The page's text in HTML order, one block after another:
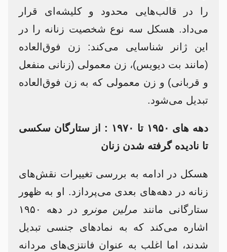
را در قالب‌هایی محدود و کلیشه‌ای قرار
می‌داد. هسکل سه نوع شخصیت زنانه را در
این ژانر شناسایی می‌کند: زن فوق‌العاده
(مانند بت دیویس)، زن معمولی (زنانی منفعل
و قربانی) و زن معمولی که به زن فوق‌العاده
تبدیل می‌شود.​
دهه های ۱۹۵۰ تا ۱۹۷۰ : از ستارگان سکسی
تا نادیده گرفته شدن زنان
هسکل در ادامه به بررسی تغییرات نقش‌های
زنانه در دهه‌های بعدی می‌پردازد. او به ظهور
ستارگانی مانند مرلین مونرو
در دهه ۱۹۵۰
اشاره می‌کند که به نمادهای جنسی تبدیل
شدند، اما اغلب به عنوان فانتزی‌های مردانه